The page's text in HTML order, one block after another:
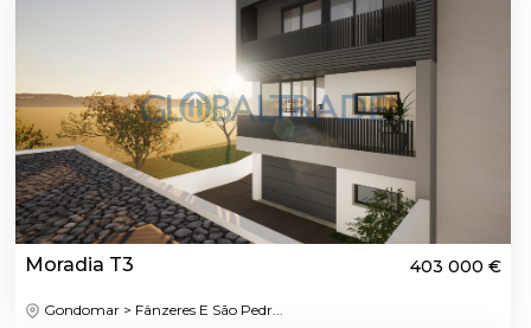
Moradia T3 403 000 €
Gondomar > Fânzeres E São Pedr...